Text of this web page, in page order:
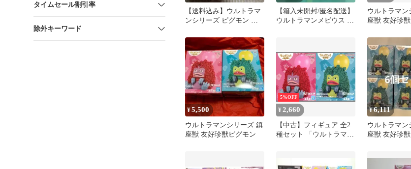
タイムセール割引率
除外キーワード
【送料込み】ウルトラマ
ンシリーズ ピグモン 鎮
【箱入未開封/匿名配送】
ウルトラマンメビウス 胸
ウルトラマン
座獣 友好珍獣
¥5,500
ウルトラマンシリーズ 鎮
座獣 友好珍獣ピグモン
5%OFF
¥ 2,660
【中古】フィギュア 全2
種セット 「ウルトラマン
¥6,111
ウルトラマン
座獣 友好珍獣